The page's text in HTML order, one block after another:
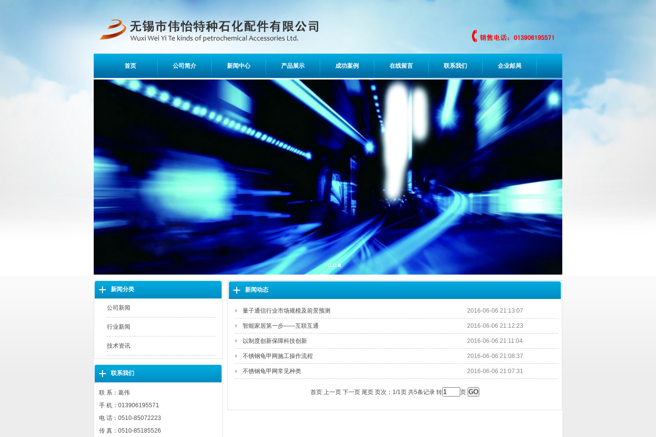
首页 公司简介 新闻中心 产品展示 成功案例 在线留言 联系我们 企业邮局
新闻分类
公司新闻
行业新闻
技术资讯
联系我们
联 系：葛伟
手 机：013906195571
电 话：0510-85072223
传 真：0510-85185526
新闻动态
量子通信行业市场规模及前景预测 2016-06-06 21:13:07
智能家居第一步——互联互通 2016-06-06 21:12:23
以制度创新保障科技创新 2016-06-06 21:11:04
不锈钢龟甲网施工操作流程 2016-06-06 21:08:37
不锈钢龟甲网常见种类 2016-06-06 21:07:31
首页 上一页 下一页 尾页 页次：1/1页 共5条记录 转 页